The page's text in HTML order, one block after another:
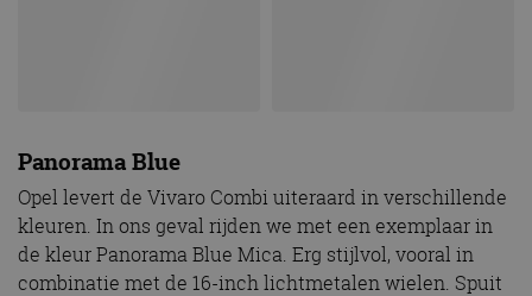
combinatie met de 16-inch lichtmetalen wielen. Spuit
altijd de bumpers in kleur mee, dan heeft zo’n bus
direct meer uitstraling.
“De 145 pk sterke krachtbron past perfect bij